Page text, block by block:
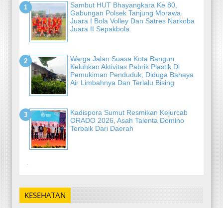
Sambut HUT Bhayangkara Ke 80,
Gabungan Polsek Tanjung Morawa
Juara I Bola Volley Dan Satres Narkoba
Juara II Sepakbola
Warga Jalan Suasa Kota Bangun
Keluhkan Aktivitas Pabrik Plastik Di
Pemukiman Penduduk, Diduga Bahaya
Air Limbahnya Dan Terlalu Bising
Kadispora Sumut Resmikan Kejurcab
ORADO 2026, Asah Talenta Domino
Terbaik Dari Daerah
-
KESEHATAN